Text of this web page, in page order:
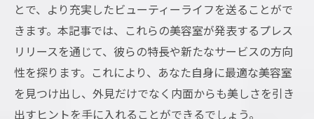
とで、より充実したビューティーライフを送ることがで
きます。本記事では、これらの美容室が発表するプレス
リリースを通じて、彼らの特長や新たなサービスの方向
性を探ります。これにより、あなた自身に最適な美容室
を見つけ出し、外見だけでなく内面からも美しさを引き
出すヒントを手に入れることができるでしょう。